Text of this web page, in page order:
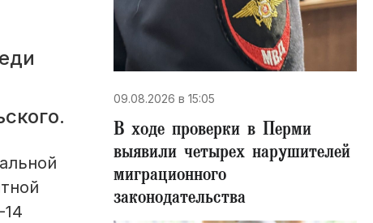
09.08.2026 в 15:05
В ходе проверки в Перми
выявили четырех нарушителей
миграционного
законодательства